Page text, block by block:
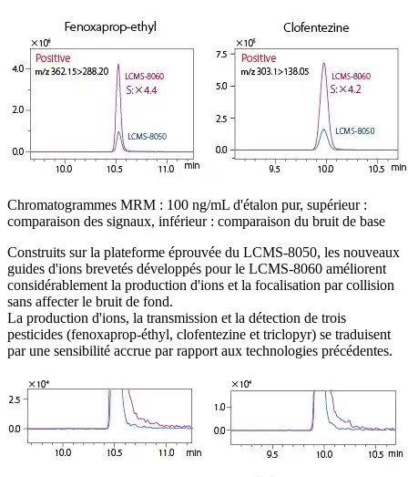
Chromatogrammes MRM : 100 ng/mL d'étalon pur, supérieur :
comparaison des signaux, inférieur : comparaison du bruit de base
Construits sur la plateforme éprouvée du LCMS-8050, les nouveaux
guides d'ions brevetés développés pour le LCMS-8060 améliorent
considérablement la production d'ions et la focalisation par collision
sans affecter le bruit de fond.
La production d'ions, la transmission et la détection de trois
pesticides (fenoxaprop-éthyl, clofentezine et triclopyr) se traduisent
par une sensibilité accrue par rapport aux technologies précédentes.